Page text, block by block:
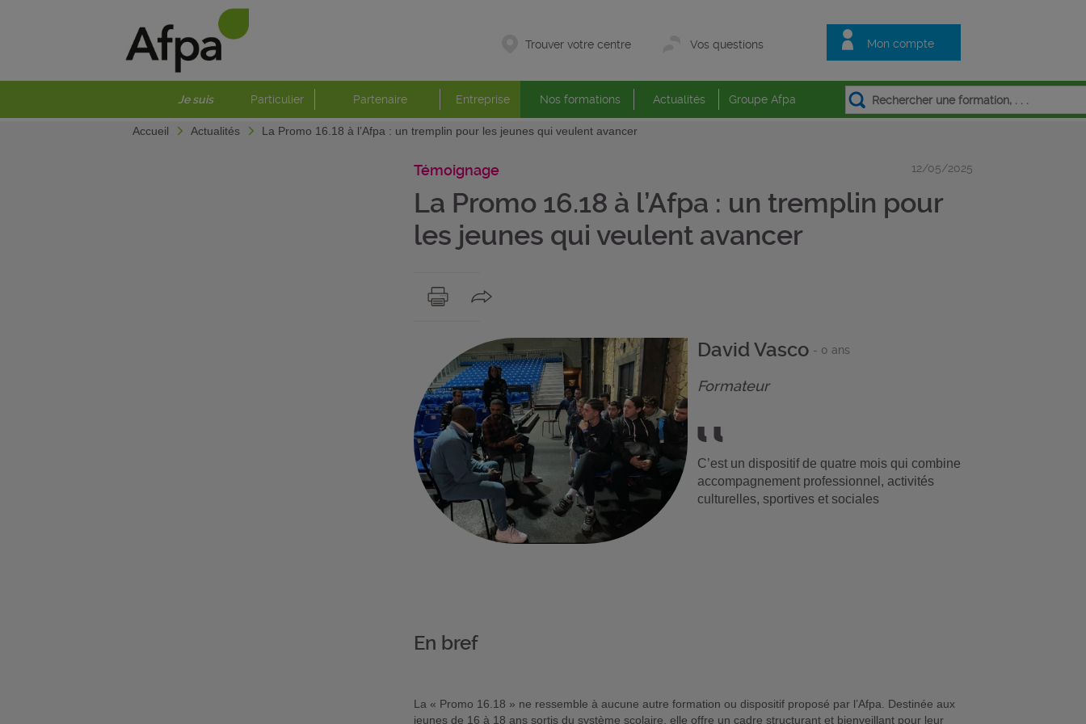
Mon compte
Trouver votre centre Vos questions
Je suis Particulier Partenaire Entreprise Nos formations Actualités Groupe Afpa
Accueil Actualités La Promo 16.18 à l’Afpa : un tremplin pour les jeunes qui veulent avancer
Témoignage 12/05/2025
La Promo 16.18 à l’Afpa : un tremplin pour
les jeunes qui veulent avancer
David Vasco - 0 ans
Formateur
C’est un dispositif de quatre mois qui combine
accompagnement professionnel, activités
culturelles, sportives et sociales
En bref
La « Promo 16.18 » ne ressemble à aucune autre formation ou dispositif proposé par l’Afpa. Destinée aux
jeunes de 16 à 18 ans sortis du système scolaire, elle offre un cadre structurant et bienveillant pour leur